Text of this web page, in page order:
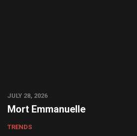
JULY 28, 2026
Mort Emmanuelle
TRENDS